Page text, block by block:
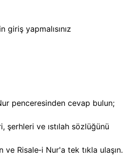
yapmalısınız
penceresinden cevap bulun;
şerhleri ve ıstılah sözlüğünü
ve Risale‑i Nur'a tek tıkla ulaşın.